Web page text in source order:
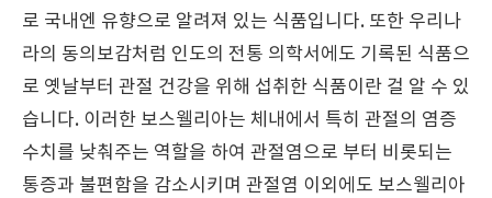
로 국내엔 유향으로 알려져 있는 식품입니다. 또한 우리나
라의 동의보감처럼 인도의 전통 의학서에도 기록된 식품으
로 옛날부터 관절 건강을 위해 섭취한 식품이란 걸 알 수 있
습니다. 이러한 보스웰리아는 체내에서 특히 관절의 염증
수치를 낮춰주는 역할을 하여 관절염으로 부터 비롯되는
통증과 불편함을 감소시키며 관절염 이외에도 보스웰리아